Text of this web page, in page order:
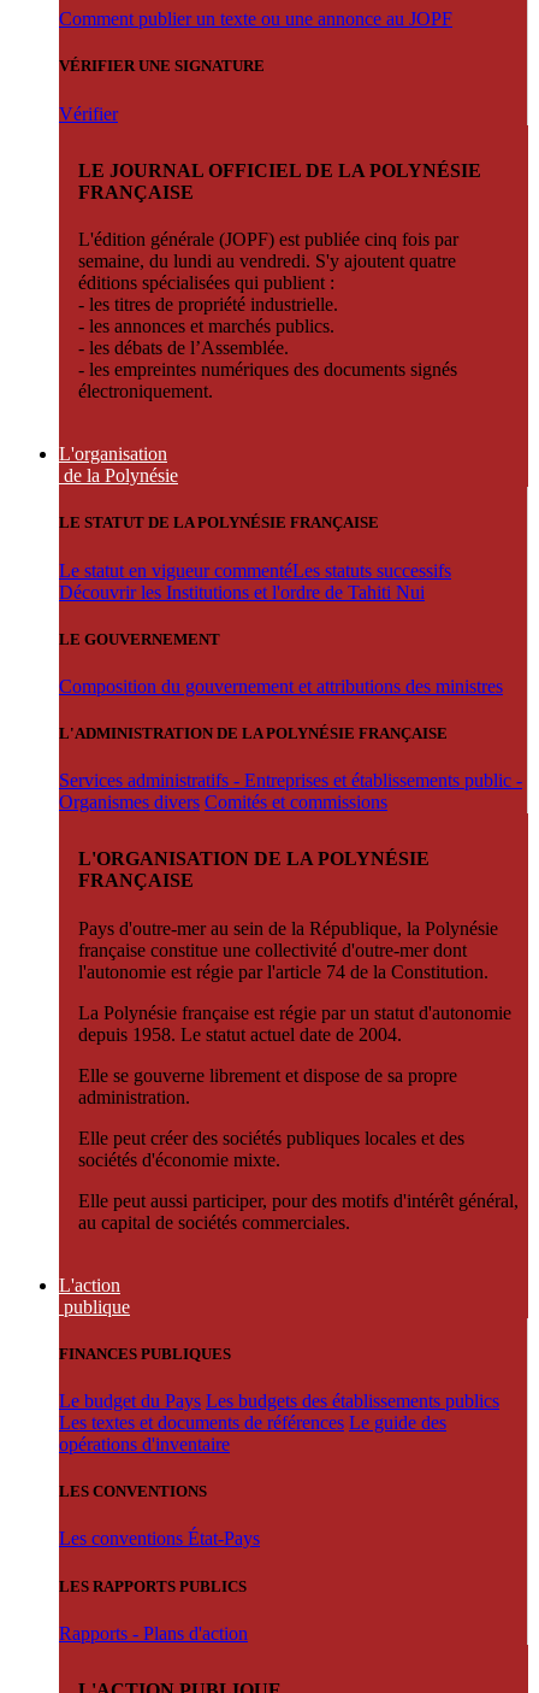
Comment publier un texte ou une annonce au JOPF
VÉRIFIER UNE SIGNATURE
Vérifier
LE JOURNAL OFFICIEL DE LA POLYNÉSIE
FRANÇAISE
L'édition générale (JOPF) est publiée cinq fois par
semaine, du lundi au vendredi. S'y ajoutent quatre
éditions spécialisées qui publient :
- les titres de propriété industrielle.
- les annonces et marchés publics.
- les débats de l’Assemblée.
- les empreintes numériques des documents signés
électroniquement.
L'organisation
de la Polynésie
LE STATUT DE LA POLYNÉSIE FRANÇAISE
Le statut en vigueur commentéLes statuts successifs
Découvrir les Institutions et l'ordre de Tahiti Nui
LE GOUVERNEMENT
Composition du gouvernement et attributions des ministres
L'ADMINISTRATION DE LA POLYNÉSIE FRANÇAISE
Services administratifs - Entreprises et établissements public -
Organismes divers Comités et commissions
L'ORGANISATION DE LA POLYNÉSIE
FRANÇAISE
Pays d'outre-mer au sein de la République, la Polynésie
française constitue une collectivité d'outre-mer dont
l'autonomie est régie par l'article 74 de la Constitution.
La Polynésie française est régie par un statut d'autonomie
depuis 1958. Le statut actuel date de 2004.
Elle se gouverne librement et dispose de sa propre
administration.
Elle peut créer des sociétés publiques locales et des
sociétés d'économie mixte.
Elle peut aussi participer, pour des motifs d'intérêt général,
au capital de sociétés commerciales.
L'action
publique
FINANCES PUBLIQUES
Le budget du Pays Les budgets des établissements publics
Les textes et documents de références Le guide des
opérations d'inventaire
LES CONVENTIONS
Les conventions État-Pays
LES RAPPORTS PUBLICS
Rapports - Plans d'action